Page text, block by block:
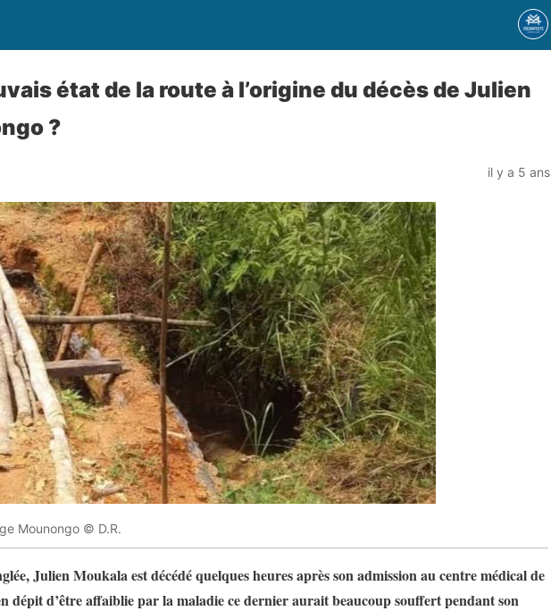
état de la route à l’origine du décès de Julien
?
il y a 5 ans
Mounongo © D.R.
Julien Moukala est décédé quelques heures après son admission au centre médical de
dépit d’être affaiblie par la maladie ce dernier aurait beaucoup souffert pendant son